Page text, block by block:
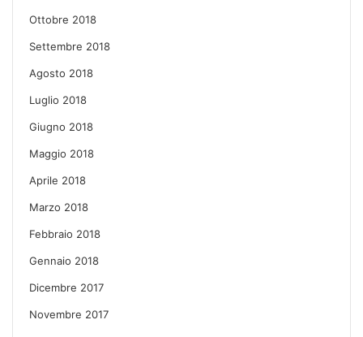
Ottobre 2018
Settembre 2018
Agosto 2018
Luglio 2018
Giugno 2018
Maggio 2018
Aprile 2018
Marzo 2018
Febbraio 2018
Gennaio 2018
Dicembre 2017
Novembre 2017